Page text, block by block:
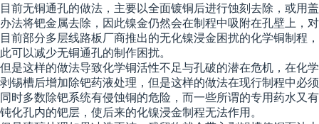
目前无铜通孔的做法，主要以全面镀铜后进行蚀刻去除，或用
办法将钯金属去除，因此镍金仍然会在制程中吸附在孔壁上，
目前部分多层线路板厂商推出的无化镍浸金困扰的化学铜制程
此可以减少无铜通孔的制作困扰。
但是这样的做法导致化学铜活性不足与孔破的潜在危机，在化
剥锡槽后增加除钯药液处理，但是这样的做法在现行制程中必
同时多数除钯系统有侵蚀铜的危险，而一些所谓的专用药水又
钝化孔内的钯层，使后来的化镍浸金制程无法作用。